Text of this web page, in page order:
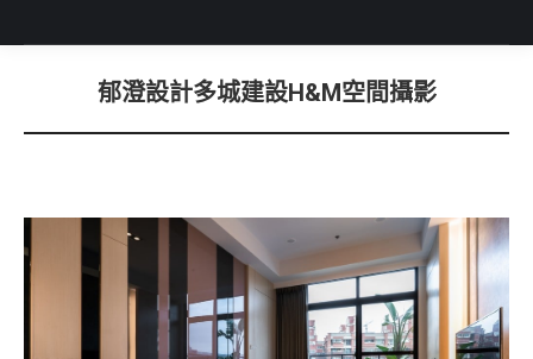
You are here:
郁澄設計多城建設H&M空間攝影